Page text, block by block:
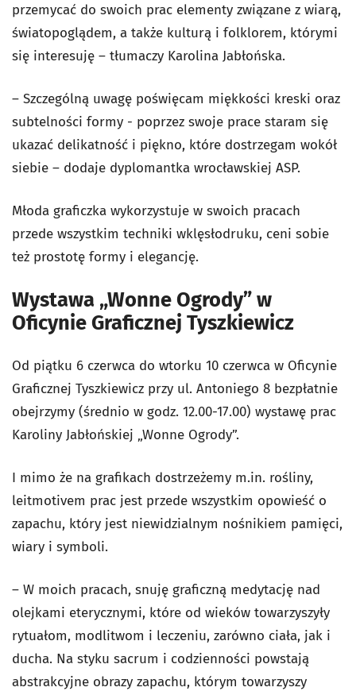
przemycać do swoich prac elementy związane z wiarą,
światopoglądem, a także kulturą i folklorem, którymi
się interesuję – tłumaczy Karolina Jabłońska.
– Szczególną uwagę poświęcam miękkości kreski oraz
subtelności formy - poprzez swoje prace staram się
ukazać delikatność i piękno, które dostrzegam wokół
siebie – dodaje dyplomantka wrocławskiej ASP.
Młoda graficzka wykorzystuje w swoich pracach
przede wszystkim techniki wklęsłodruku, ceni sobie
też prostotę formy i elegancję.
Wystawa „Wonne Ogrody” w
Oficynie Graficznej Tyszkiewicz
Od piątku 6 czerwca do wtorku 10 czerwca w Oficynie
Graficznej Tyszkiewicz przy ul. Antoniego 8 bezpłatnie
obejrzymy (średnio w godz. 12.00-17.00) wystawę prac
Karoliny Jabłońskiej „Wonne Ogrody”.
I mimo że na grafikach dostrzeżemy m.in. rośliny,
leitmotivem prac jest przede wszystkim opowieść o
zapachu, który jest niewidzialnym nośnikiem pamięci,
wiary i symboli.
– W moich pracach, snuję graficzną medytację nad
olejkami eterycznymi, które od wieków towarzyszyły
rytuałom, modlitwom i leczeniu, zarówno ciała, jak i
ducha. Na styku sacrum i codzienności powstają
abstrakcyjne obrazy zapachu, którym towarzyszy